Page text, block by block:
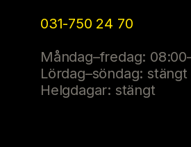
031-750 24 70
Måndag–fredag:
Lördag–söndag: stängt
Helgdagar: stängt